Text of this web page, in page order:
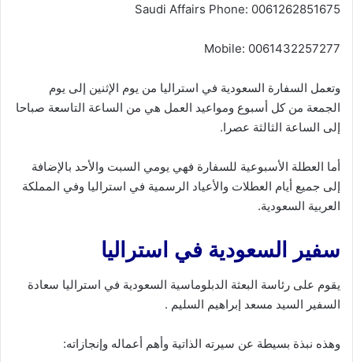
Saudi Affairs Phone: 0061262851675
Mobile: 0061432257277
وتعمل السفارة السعودية في استراليا من يوم الإثنين إلى يوم
الجمعة من كل أسبوع ومواعيد العمل هي من الساعة التاسعة صباحا
إلى الساعة الثالثة عصرا.
أما العطلة الأسبوعية للسفارة فهي يومي السبت والأحد بالإضافة
إلى جميع أيام العطلات والأعياد الرسمية في استراليا وفي المملكة
العربية السعودية.
سفير السعودية في استراليا
يقوم على رئاسة البعثة الدبلوماسية السعودية في استراليا سعادة
السفير السيد مسعد إبراهيم السليم .
وهذه نبذة بسيطة عن سيرته الذاتية وأهم أعماله وإنجازاته: